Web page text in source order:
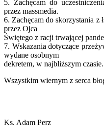
5. Zachęcam do
przez massmedia.
6. Zachęcam do skorzystania z
przez Ojca
Świętego z racji trwającej
7. Wskazania dotyczące
wydane osobnym
dekretem, w najbliższym czasie.
Wszystkim wiernym z serca
Ks. Adam Perz